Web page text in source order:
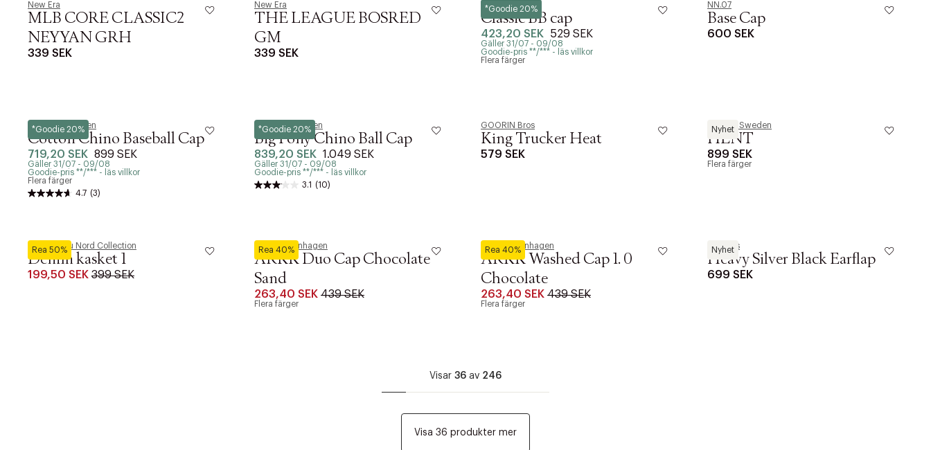
New Era
MLB CORE CLASSIC2
NEYYAN GRH
339 SEK
New Era
THE LEAGUE BOSRED
GM
339 SEK
*Goodie 20%
Tommy Hilfiger
Classic BB cap
423,20 SEK 529 SEK
Gäller 31/07 - 09/08
Goodie-pris **/*** - läs villkor
Flera färger
NN.07
Base Cap
600 SEK
*Goodie 20%
Polo Ralph Lauren
Cotton Chino Baseball Cap
719,20 SEK 899 SEK
Gäller 31/07 - 09/08
Goodie-pris **/*** - läs villkor
Flera färger
4.7 (3)
*Goodie 20%
Polo Ralph Lauren
Big Pony Chino Ball Cap
839,20 SEK 1.049 SEK
Gäller 31/07 - 09/08
Goodie-pris **/*** - läs villkor
3.1
(10)
GOORIN Bros
King Trucker Heat
579 SEK
Nyhet
Tiger of Sweden
HENT
899 SEK
Flera färger
Rea 50%
Magasin du Nord Collection
Denim kasket 1
199,50 SEK 399 SEK
Rea 40%
ARKK Copenhagen
ARKK Duo Cap Chocolate
Sand
263,40 SEK 439 SEK
Flera färger
Rea 40%
ARKK Copenhagen
ARKK Washed Cap 1. 0
Chocolate
263,40 SEK 439 SEK
Flera färger
Nyhet
TwoJeys
Heavy Silver Black Earflap
699 SEK
Visar 36 av 246
Visa 36 produkter mer